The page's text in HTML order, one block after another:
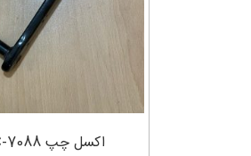
اکسل چپ EEC-7088